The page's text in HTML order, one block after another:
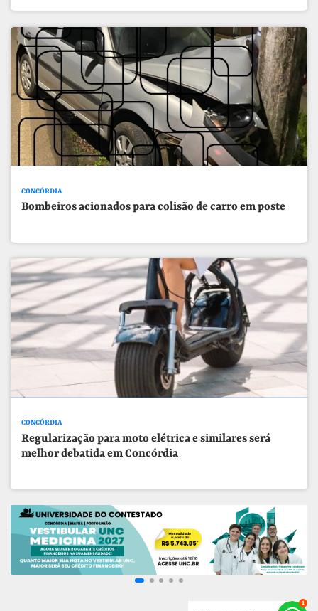
CONCÓRDIA
Bombeiros acionados para colisão de carro em poste
CONCÓRDIA
Regularização para moto elétrica e similares será
melhor debatida em Concórdia